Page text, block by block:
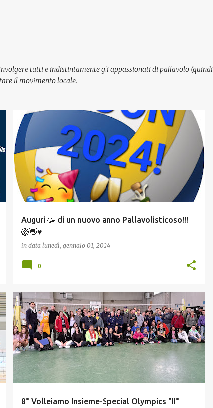
tutti e indistintamente gli appassionati di pallavolo (quindi
il movimento locale.
Auguri 🥳 di un nuovo anno Pallavolisticoso!!!
🏐👋♥️
in data lunedì, gennaio 01, 2024
0
8° Volleiamo Insieme-Special Olympics "II°
INCLUSIONE RELAZIONE CON GLI ENTI PUBBLICI